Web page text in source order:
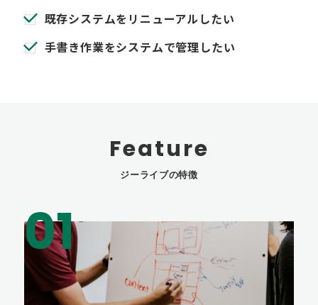
既存システムをリニューアルしたい
手書き作業をシステムで管理したい
Feature
ジーライブの特徴